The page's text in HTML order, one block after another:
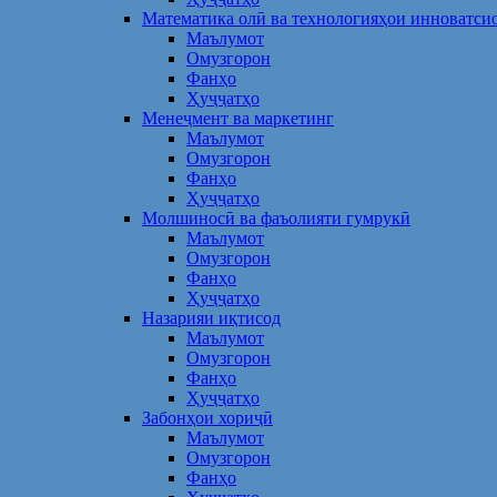
Математика олӣ ва технологияҳои
Маълумот
Омузгорон
Фанҳо
Ҳуҷҷатҳо
Менеҷмент ва маркетинг
Маълумот
Омузгорон
Фанҳо
Ҳуҷҷатҳо
Молшиносӣ ва фаъолияти гумрукӣ
Маълумот
Омузгорон
Фанҳо
Ҳуҷҷатҳо
Назарияи иқтисод
Маълумот
Омузгорон
Фанҳо
Ҳуҷҷатҳо
Забонҳои хориҷӣ
Маълумот
Омузгорон
Фанҳо